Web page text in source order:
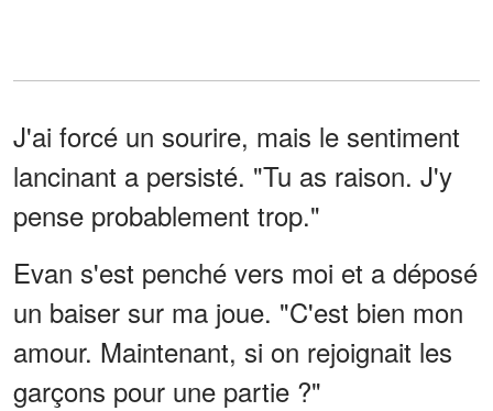
J'ai forcé un sourire, mais le sentiment
lancinant a persisté. "Tu as raison. J'y
pense probablement trop."
Evan s'est penché vers moi et a déposé
un baiser sur ma joue. "C'est bien mon
amour. Maintenant, si on rejoignait les
garçons pour une partie ?"